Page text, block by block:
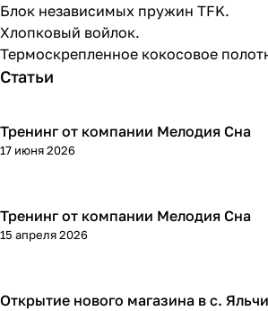
Блок независимых пружин TFK.
Хлопковый войлок.
Термоскрепленное кокосовое
Статьи
Тренинг от компании Мелодия Сна
17 июня 2026
Тренинг от компании Мелодия Сна
15 апреля 2026
Открытие нового магазина в с.